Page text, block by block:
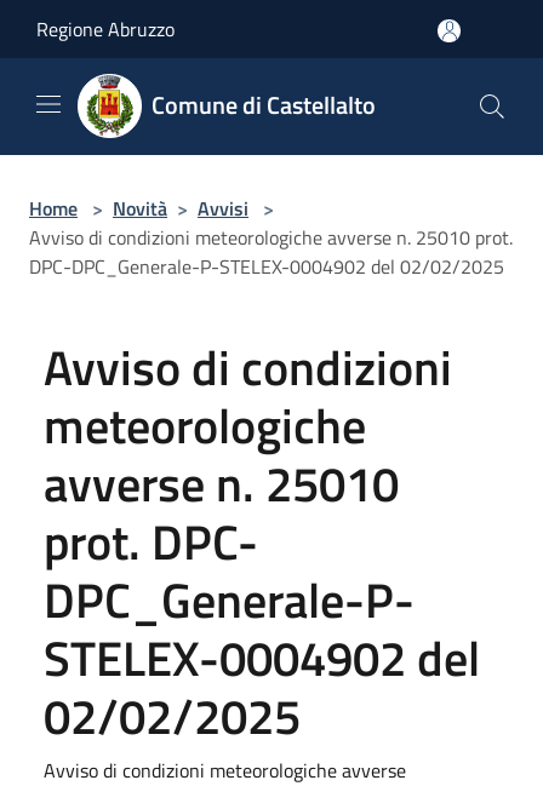
Regione Abruzzo
Comune di Castellalto
Home > Novità > Avvisi >
Avviso di condizioni meteorologiche avverse n. 25010 prot.
DPC-DPC_Generale-P-STELEX-0004902 del 02/02/2025
Avviso di condizioni
meteorologiche
avverse n. 25010
prot. DPC-
DPC_Generale-P-
STELEX-0004902 del
02/02/2025
Avviso di condizioni meteorologiche avverse